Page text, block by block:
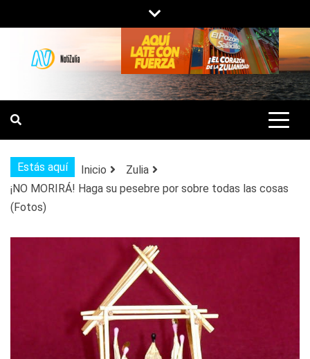
al
contenido
NOTIZULIA
NOTICIAS DEL ZULIA, VENEZUELA Y
DE INTERÉS GENERAL.
Estás aquí Inicio
Zulia
¡NO MORIRÁ! Haga su pesebre por sobre todas las cosas
(Fotos)